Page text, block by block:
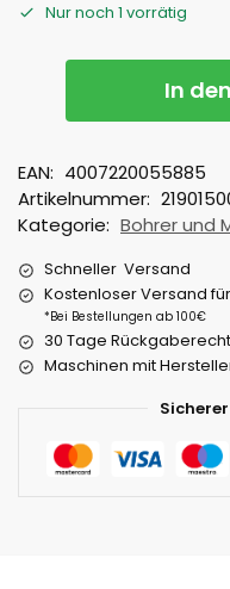
Nur noch 1 vorrätig
In
EAN: 4007220055885
Artikelnummer:
Kategorie: Bohrer und
Schneller Versand
Kostenloser Versand
*Bei Bestellungen ab 100€
30 Tage Rückgaberecht
Maschinen mit